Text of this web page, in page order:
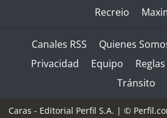
Recreio
Canales RSS Quienes
Privacidad
Equipo
Tránsito
Caras - Editorial Perfil S.A. | ©